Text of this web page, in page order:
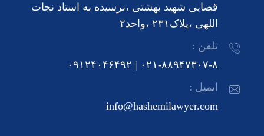
قضایی شهید بهشتی ،نرسیده به استاد نجات
اللهی ،پلاک۲۳۱ ،واحد۲
تلفن :
۰۲۱-۸۸۹۴۷۳۰۷-۸ | ۰۹۱۲۴۰۴۶۴۹۲
ایمیل :
info@hashemilawyer.com